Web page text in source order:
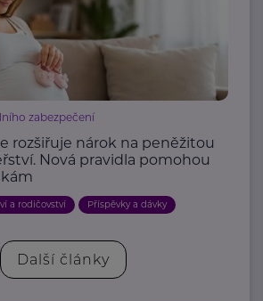
zabezpečení
rozšiřuje nárok na peněžitou
Nová pravidla pomohou
a rodičovství Příspěvky a dávky
Další články